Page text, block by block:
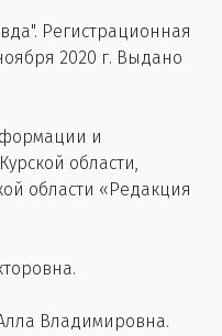
Регистрационная
2020 г. Выдано
и
области,
области «Редакция
Владимировна.